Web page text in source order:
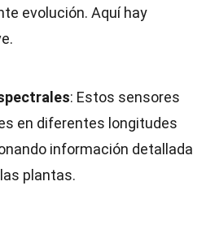
evolución. Aquí hay
: Estos sensores
en diferentes longitudes
información detallada
plantas.